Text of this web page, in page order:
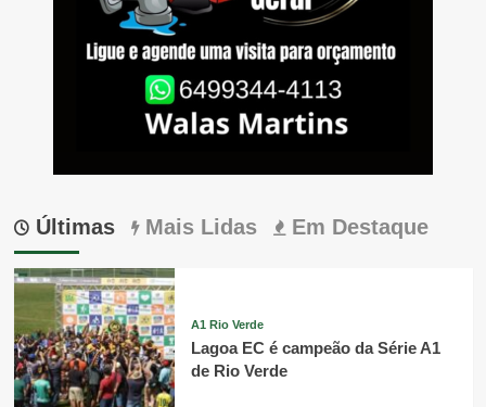
Últimas Mais Lidas Em Destaque
A1 Rio Verde
Lagoa EC é campeão da Série A1
de Rio Verde